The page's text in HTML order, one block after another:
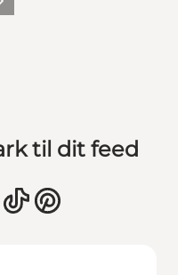
til dit feed